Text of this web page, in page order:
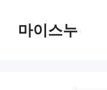
마이스누